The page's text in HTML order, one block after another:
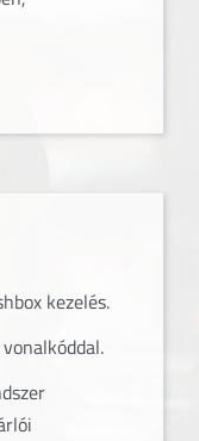
kezelés.